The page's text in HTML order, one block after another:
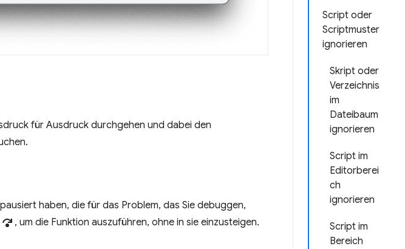
Script oder
Scriptmuster
ignorieren
Skript oder
Verzeichnis
im
Dateibaum
ignorieren
Script im
Editorberei
ch
ignorieren
Script im
Bereich
für Ausdruck durchgehen und dabei den
haben, die für das Problem, das Sie debuggen,
step_over , um die Funktion auszuführen, ohne in sie einzusteigen.